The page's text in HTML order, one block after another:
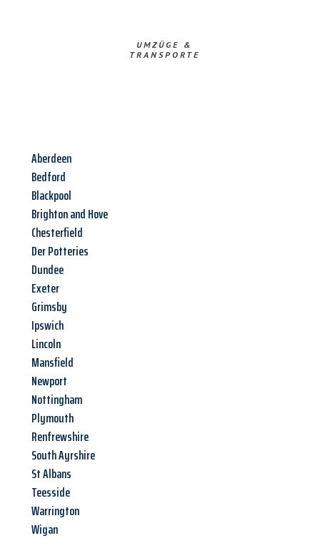
UMZÜGE &
TRANSPORTE
Aberdeen
Bedford
Blackpool
Brighton and Hove
Chesterfield
Der Potteries
Dundee
Exeter
Grimsby
Ipswich
Lincoln
Mansfield
Newport
Nottingham
Plymouth
Renfrewshire
South Ayrshire
St Albans
Teesside
Warrington
Wigan